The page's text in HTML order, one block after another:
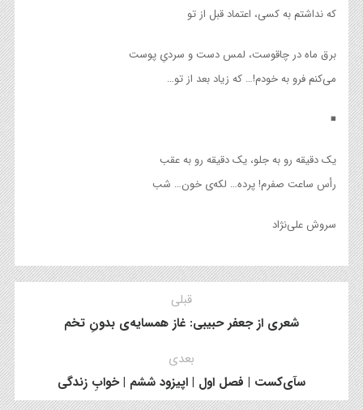
که نداشتم به کسی، اعتماد قبل از تو
برق ماه در چاقوست، لمس دست و سردیِ پوست
می‌کنم فرو به خودم!… که زیاد بعد از تو…
◾
یک دقیقه رو به جلو، یک دقیقه رو به عقب
رأس ساعت صفرم! پرده… لکه‌ی خون… شب
سروش علی‌نژاد
قبلی
شعری از جعفر حبیبی: غاز همسایه‌ی بدونِ تخم
بعدی
سآی‌کست | فصل اول | اپیزود ششم | خوابِ زندگی